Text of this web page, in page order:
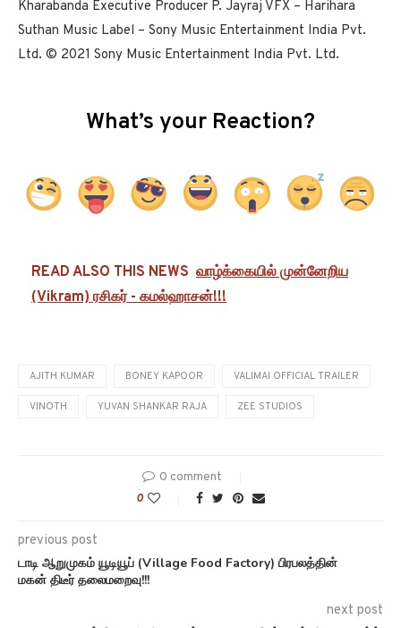
Kharabanda Executive Producer P. Jayraj VFX – Harihara
Suthan Music Label – Sony Music Entertainment India Pvt.
Ltd. © 2021 Sony Music Entertainment India Pvt. Ltd.
What’s your Reaction?
READ ALSO THIS NEWS வாழ்க்கையில் முன்னேறிய
(Vikram) ரசிகர் - கமல்ஹாசன்!!!
AJITH KUMAR BONEY KAPOOR VALIMAI OFFICIAL TRAILER
VINOTH YUVAN SHANKAR RAJA ZEE STUDIOS
0 comment
0
previous post
டாடி ஆறுமுகம் யூடியூப் (Village Food Factory) பிரபலத்தின்
மகன் திடீர் தலைமறைவு!!!
next post